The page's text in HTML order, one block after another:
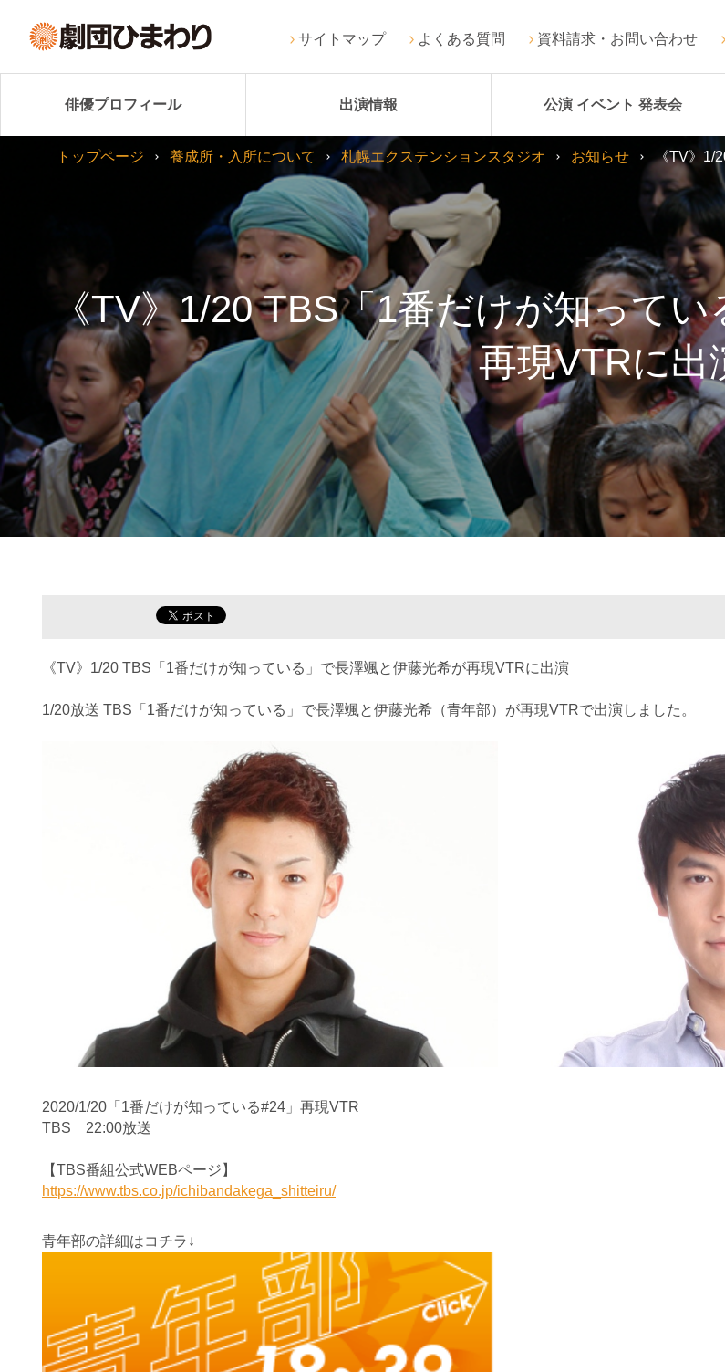
サイトマップ よくある質問 資料請求・お問い合わせ
俳優プロフィール 出演情報 公演 イベント 発表会
《TV》1/20 TBS「1番だけが知って
再現VTRに出
トップページ 養成所・入所について 札幌エクステンションスタジオ お知らせ 《TV》1/
《TV》1/20 TBS「1番だけが知っている」で長澤颯と伊藤光希が再現VTRに出演
1/20放送 TBS「1番だけが知っている」で長澤颯と伊藤光希（青年部） が再現VTRで出演しました。
2020/1/20「1番だけが知っている#24」再現VTR
TBS 22:00放送
【TBS番組公式WEBページ】
https://www.tbs.co.jp/ichibandakega_shitteiru/
青年部の詳細はコチラ↓